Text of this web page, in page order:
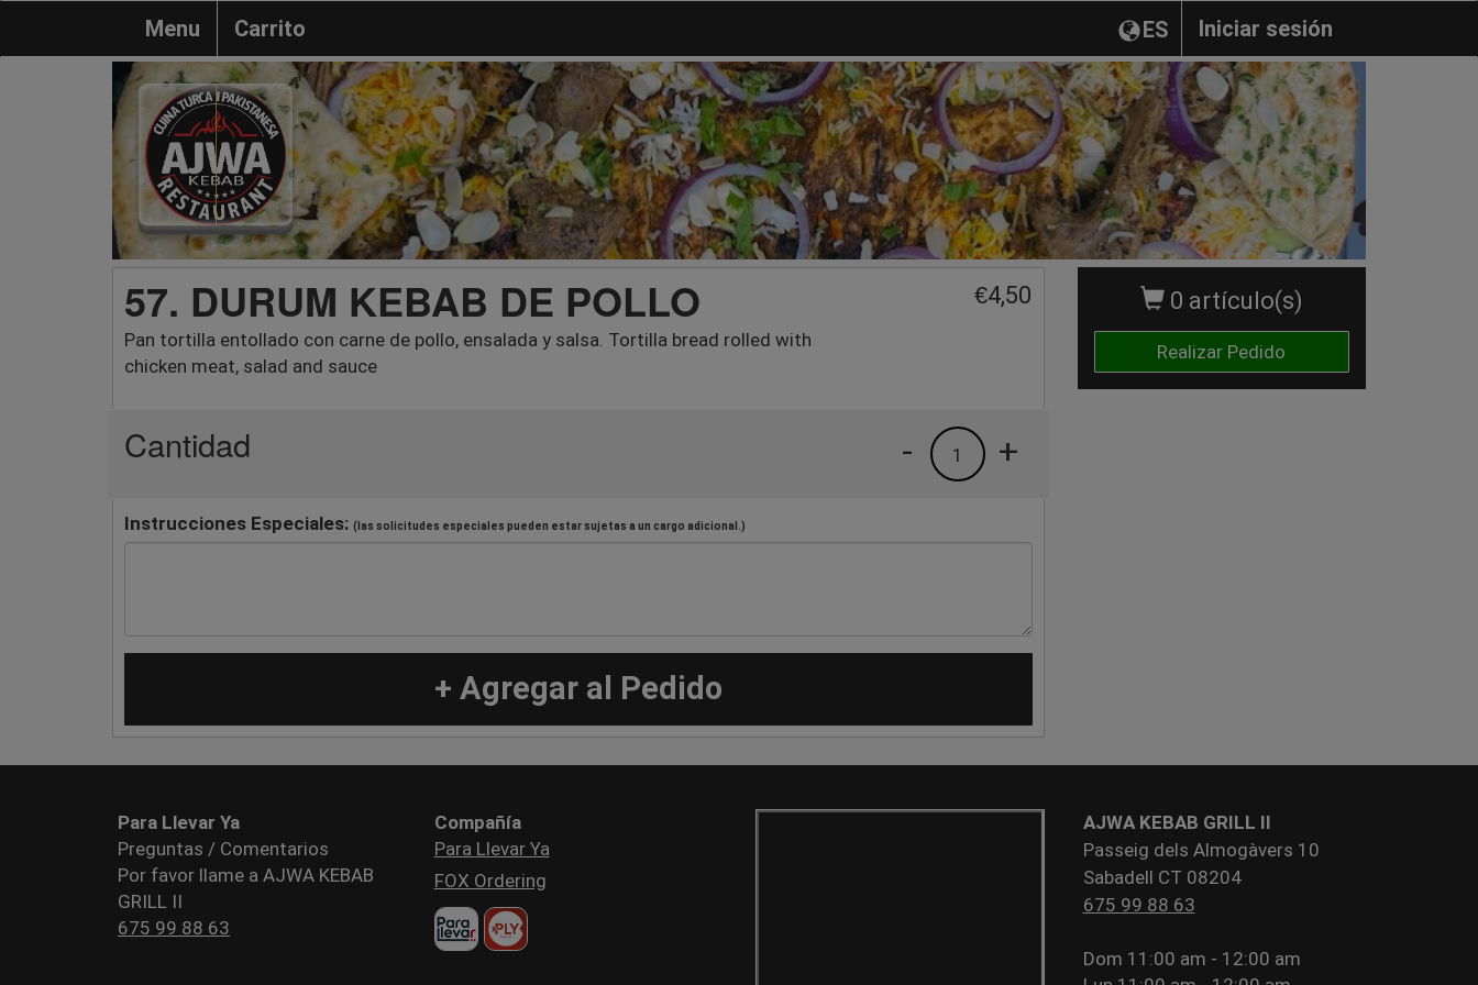
Iniciar sesión
ES
Menu Carrito
0 artículo(s)
Realizar Pedido
57. DURUM KEBAB DE POLLO
Pan tortilla entollado con carne de pollo, ensalada y salsa. Tortilla bread rolled with
chicken meat, salad and sauce
€4,50
Cantidad +
1
-
Instrucciones Especiales: (las solicitudes especiales pueden estar sujetas a un cargo adicional.)
+ Agregar al Pedido
Para Llevar Ya
Preguntas / Comentarios
Por favor llame a AJWA KEBAB
GRILL II
675 99 88 63
Compañía
Para Llevar Ya
FOX Ordering
AJWA KEBAB GRILL II
Passeig dels Almogàvers 10
Sabadell CT 08204
675 99 88 63
Dom 11:00 am - 12:00 am